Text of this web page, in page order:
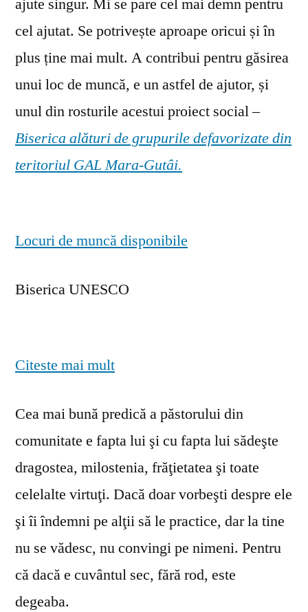
cel ajutat. Se potrivește aproape oricui și în
plus ține mai mult. A contribui pentru găsirea
unui loc de muncă, e un astfel de ajutor, și
unul din rosturile acestui proiect social –
Biserica alături de grupurile defavorizate din
teritoriul GAL Mara-Gutâi.
Locuri de muncă disponibile
Biserica UNESCO
Citeste mai mult
Cea mai bună predică a păstorului din
comunitate e fapta lui şi cu fapta lui sădeşte
dragostea, milostenia, frăţietatea şi toate
celelalte virtuţi. Dacă doar vorbeşti despre ele
şi îi îndemni pe alţii să le practice, dar la tine
nu se vă­desc, nu convingi pe nimeni. Pentru
că dacă e cuvântul sec, fără rod, este
degeaba.